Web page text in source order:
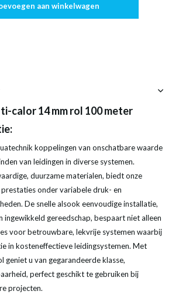
aan winkelwagen
calor 14 mm rol 100 meter
koppelingen van onschatbare waarde
van leidingen in diverse systemen.
duurzame materialen, biedt onze
onder variabele druk- en
De snelle alsook eenvoudige installatie,
ingewikkeld gereedschap, bespaart niet alleen
voor betrouwbare, lekvrije systemen waarbij
in kosteneffectieve leidingsystemen. Met
geniet u van gegarandeerde klasse,
perfect geschikt te gebruiken bij
projecten.